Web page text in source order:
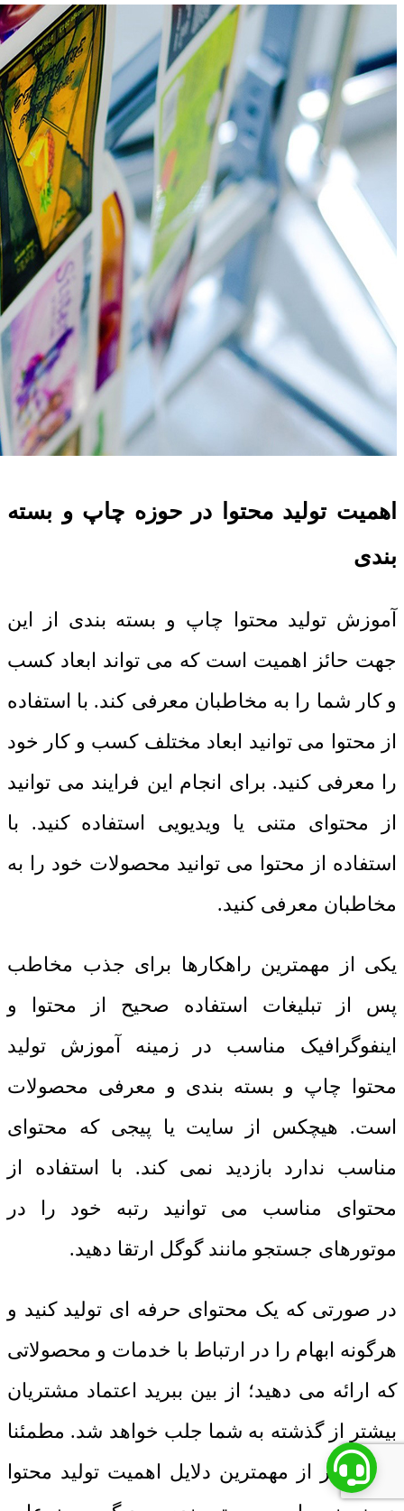
اهمیت تولید محتوا در حوزه چاپ و بسته
بندی
آموزش تولید محتوا چاپ و بسته بندی از این
جهت حائز اهمیت است که می تواند ابعاد کسب
و کار شما را به مخاطبان معرفی کند. با استفاده
از محتوا می توانید ابعاد مختلف کسب و کار خود
را معرفی کنید. برای انجام این فرایند می توانید
از محتوای متنی یا ویدیویی استفاده کنید. با
استفاده از محتوا می توانید محصولات خود را به
مخاطبان معرفی کنید.
یکی از مهمترین راهکارها برای جذب مخاطب
پس از تبلیغات استفاده صحیح از محتوا و
اینفوگرافیک مناسب در زمینه آموزش تولید
محتوا چاپ و بسته بندی و معرفی محصولات
است. هیچکس از سایت یا پیجی که محتوای
مناسب ندارد بازدید نمی کند. با استفاده از
محتوای مناسب می توانید رتبه خود را در
موتورهای جستجو مانند گوگل ارتقا دهید.
در صورتی که یک محتوای حرفه ای تولید کنید و
هرگونه ابهام را در ارتباط با خدمات و محصولاتی
که ارائه می دهید؛ از بین ببرید اعتماد مشتریان
بیشتر از گذشته به شما جلب خواهد شد. مطمئنا
یکی دیگر از مهمترین دلایل اهمیت تولید محتوا